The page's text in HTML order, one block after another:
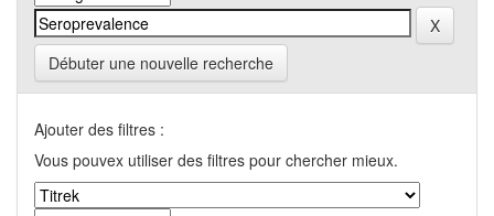
Débuter une nouvelle recherche
Ajouter des filtres :
Vous pouvex utiliser des filtres pour chercher mieux.